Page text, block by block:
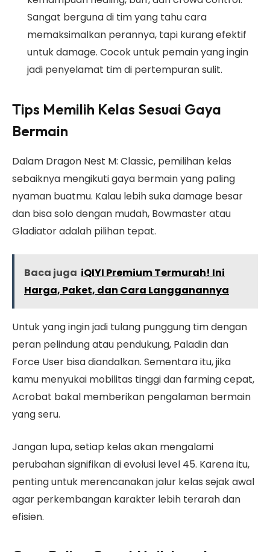
Sangat berguna di tim yang tahu cara
memaksimalkan perannya, tapi kurang efektif
untuk damage. Cocok untuk pemain yang ingin
jadi penyelamat tim di pertempuran sulit.
Tips Memilih Kelas Sesuai Gaya
Bermain
Dalam Dragon Nest M: Classic, pemilihan kelas
sebaiknya mengikuti gaya bermain yang paling
nyaman buatmu. Kalau lebih suka damage besar
dan bisa solo dengan mudah, Bowmaster atau
Gladiator adalah pilihan tepat.
Baca juga iQIYI Premium Termurah! Ini
Harga, Paket, dan Cara Langganannya
Untuk yang ingin jadi tulang punggung tim dengan
peran pelindung atau pendukung, Paladin dan
Force User bisa diandalkan. Sementara itu, jika
kamu menyukai mobilitas tinggi dan farming cepat,
Acrobat bakal memberikan pengalaman bermain
yang seru.
Jangan lupa, setiap kelas akan mengalami
perubahan signifikan di evolusi level 45. Karena itu,
penting untuk merencanakan jalur kelas sejak awal
agar perkembangan karakter lebih terarah dan
efisien.